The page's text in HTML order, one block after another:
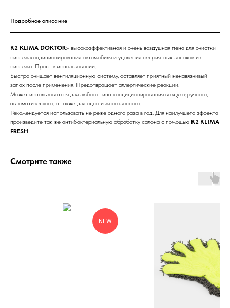
Подробное описание
K2 KLIMA DOKTOR;- высокоэффективная и очень воздушная пена для очистки
систем кондиционирования автомобиля и удаления неприятных запахов из
системы. Прост в использовании.
Быстро очищает вентиляционную систему, оставляет приятный ненавязчивый
запах после применения. Предотвращает аллергические реакции.
Может использоваться для любого типа кондиционирования воздуха: ручного,
автоматического, а также для одно и многозонного.
Рекомендуется использовать не реже одного раза в год. Для наилучшего эффекта
произведите так же антибактериальную обработку салона с помощью K2 KLIMA
FRESH
Смотрите также
NEW